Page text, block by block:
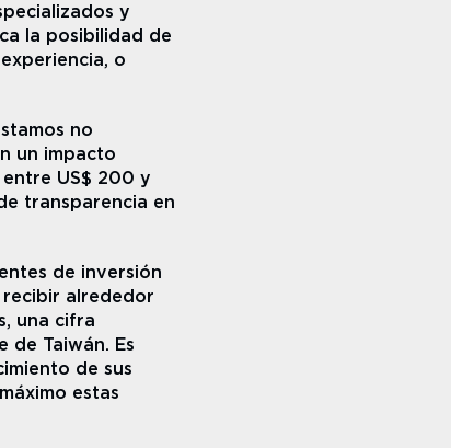
y
la posibilidad de
o
no
un impacto
US$ 200 y
transparencia en
de inversión
alrededor
una cifra
de Taiwán. Es
de sus
estas